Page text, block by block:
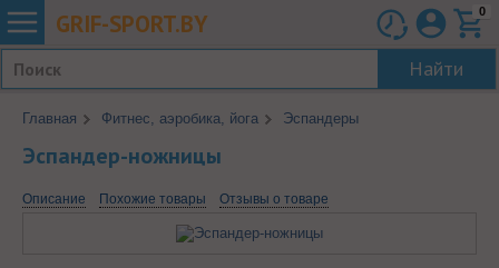
GRIF-SPORT.BY 0
Найти
Главная Фитнес, аэробика, йога Эспандеры
Эспандер-ножницы
Описание Похожие товары Отзывы о товаре